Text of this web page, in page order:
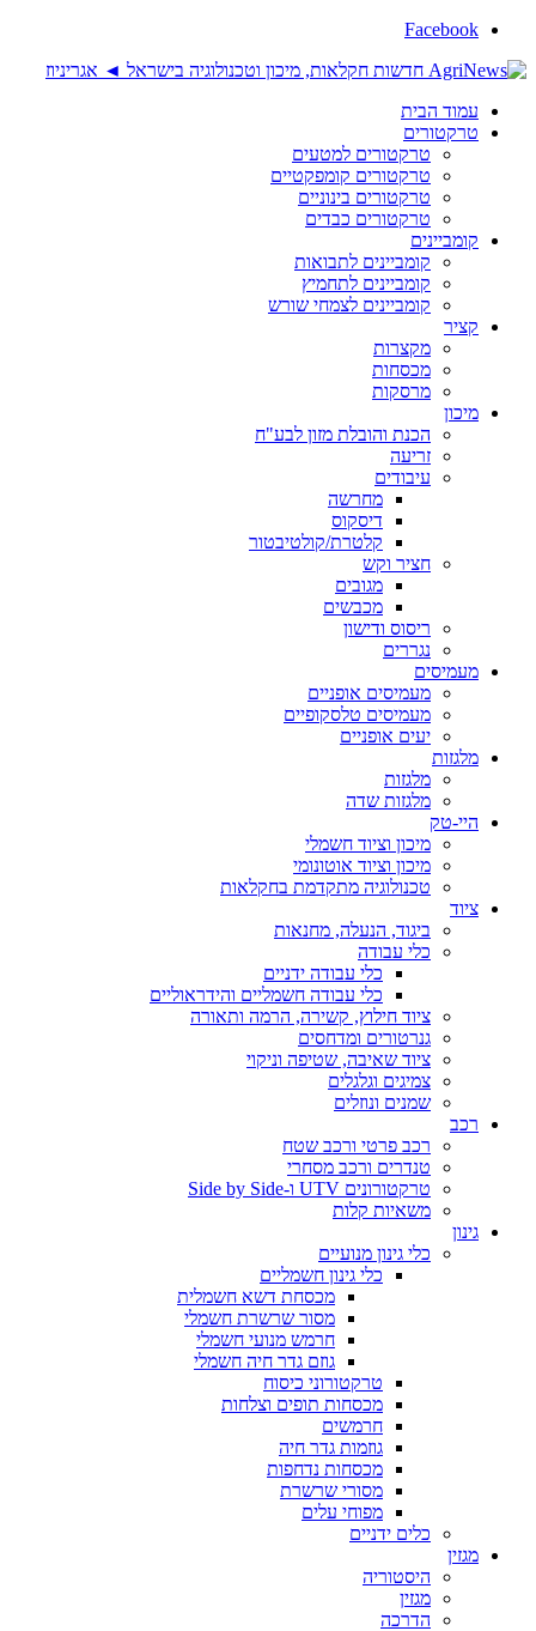
Facebook
עמוד הבית
טרקטורים
טרקטורים למטעים
טרקטורים קומפקטיים
טרקטורים בינוניים
טרקטורים כבדים
קומביינים
קומביינים לתבואות
קומביינים לתחמיץ
קומביינים לצמחי שורש
קציר
מקצרות
מכסחות
מרסקות
מיכון
הכנת והובלת מזון לבע"ח
זריעה
עיבודים
מחרשה
דיסקוס
קלטרת/קולטיבטור
חציר וקש
מגובים
מכבשים
ריסוס ודישון
נגררים
מעמיסים
מעמיסים אופניים
מעמיסים טלסקופיים
יעים אופניים
מלגזות
מלגזות
מלגזות שדה
היי-טק
מיכון וציוד חשמלי
מיכון וציוד אוטונומי
טכנולוגיה מתקדמת בחקלאות
ציוד
ביגוד, הנעלה, מחנאות
כלי עבודה
כלי עבודה ידניים
כלי עבודה חשמליים והידראוליים
ציוד חילוץ, קשירה, הרמה ותאורה
גנרטורים ומדחסים
ציוד שאיבה, שטיפה וניקוי
צמיגים וגלגלים
שמנים ונוזלים
רכב
רכב פרטי ורכב שטח
טנדרים ורכב מסחרי
טרקטורונים UTV ו-Side by Side
משאיות קלות
גינון
כלי גינון מנועיים
כלי גינון חשמליים
מכסחת דשא חשמלית
מסור שרשרת חשמלי
חרמש מנועי חשמלי
גוזם גדר חיה חשמלי
טרקטורוני כיסוח
מכסחות תופים וצלחות
חרמשים
גוזמות גדר חיה
מכסחות נדחפות
מסורי שרשרת
מפוחי עלים
כלים ידניים
מגזין
היסטוריה
מגזין
הדרכה